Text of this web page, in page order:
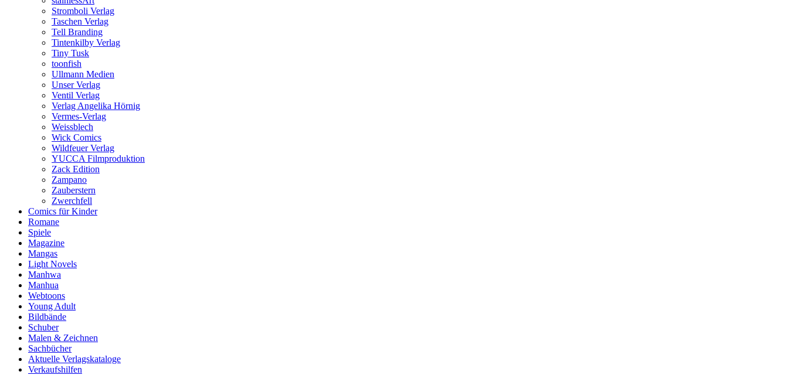
Stromboli Verlag
Taschen Verlag
Tell Branding
Tintenkilby Verlag
Tiny Tusk
toonfish
Ullmann Medien
Unser Verlag
Ventil Verlag
Verlag Angelika Hörnig
Vermes-Verlag
Weissblech
Wick Comics
Wildfeuer Verlag
YUCCA Filmproduktion
Zack Edition
Zampano
Zauberstern
Zwerchfell
Comics für Kinder
Romane
Spiele
Magazine
Mangas
Light Novels
Manhwa
Manhua
Webtoons
Young Adult
Bildbände
Schuber
Malen & Zeichnen
Sachbücher
Aktuelle Verlagskataloge
Verkaufshilfen